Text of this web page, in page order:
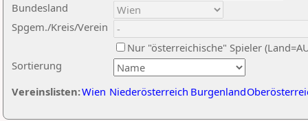
Sortierung
Bundesland
Spgem./Kreis/Verein
Nur "österreichische" Spieler
Vereinslisten:Wien Niederösterreich Burgenland